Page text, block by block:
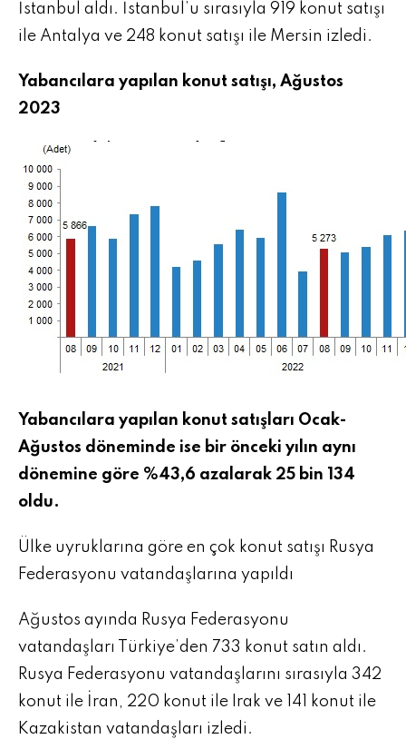
İstanbul aldı. İstanbul’u sırasıyla 919 konut satışı
ile Antalya ve 248 konut satışı ile Mersin izledi.
Yabancılara yapılan konut satışı, Ağustos
2023
Yabancılara yapılan konut satışları Ocak-
Ağustos döneminde ise bir önceki yılın aynı
dönemine göre %43,6 azalarak 25 bin 134
oldu.
Ülke uyruklarına göre en çok konut satışı Rusya
Federasyonu vatandaşlarına yapıldı
Ağustos ayında Rusya Federasyonu
vatandaşları Türkiye’den 733 konut satın aldı.
Rusya Federasyonu vatandaşlarını sırasıyla 342
konut ile İran, 220 konut ile Irak ve 141 konut ile
Kazakistan vatandaşları izledi.